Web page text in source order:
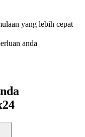
yang lebih cepat
anda